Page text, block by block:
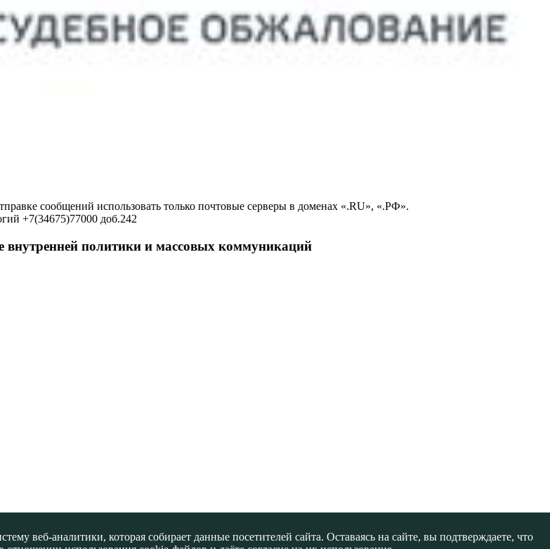
сообщений использовать только почтовые серверы в доменах «.RU», «.РФ».
+7(34675)77000 доб.242
внутренней политики и массовых коммуникаций
веб-аналитики, которая собирает данные посетителей сайта. Оставаясь на сайте, вы подтверждаете, что